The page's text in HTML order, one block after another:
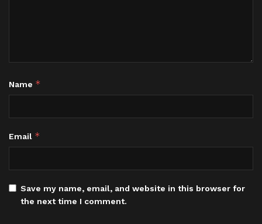
Name *
Email *
Save my name, email, and website in this browser for
the next time I comment.